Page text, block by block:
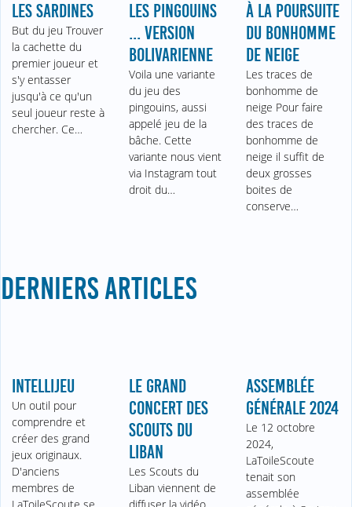
LES SARDINES
But du jeu Trouver
la cachette du
premier joueur et
s'y entasser
jusqu'à ce qu'un
seul joueur reste à
chercher. Ce…
LES PINGOUINS
... VERSION
BOLIVARIENNE
Voila une variante
du jeu des
pingouins, aussi
appelé jeu de la
bâche. Cette
variante nous vient
via Instagram tout
droit du…
À LA POURSUITE
DU BONHOMME
DE NEIGE
Les traces de
bonhomme de
neige Pour faire
des traces de
bonhomme de
neige il suffit de
deux grosses
boites de
conserve…
DERNIERS ARTICLES
INTELLIJEU
Un outil pour
comprendre et
créer des grand
jeux originaux.
D'anciens
membres de
LE GRAND
CONCERT DES
SCOUTS DU
LIBAN
Les Scouts du
Liban viennent de
ASSEMBLÉE
GÉNÉRALE 2024
Le 12 octobre
2024,
LaToileScoute
tenait son
assemblée